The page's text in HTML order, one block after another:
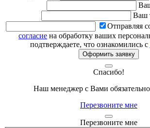
Ваш
Отправляя
согласие на обработку ваших
подтверждаете, что ознакомились с
Оформить заявку
Спасибо!
Наш менеджер с Вами
Перезвоните мне
Перезвоните мне